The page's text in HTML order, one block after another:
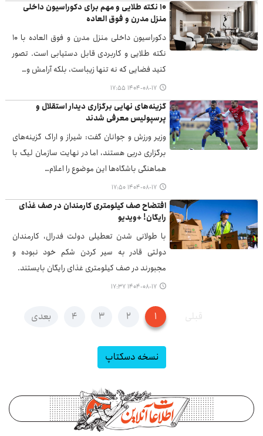
۱۰ نکته طلایی و مهم برای دکوراسیون داخلی
منزل مدرن و فوق العاده
دکوراسیون داخلی منزل مدرن و فوق العاده با ۱۰
نکته طلایی و کاربردی قابل دستیابی است. تصور
کنید فضایی که نه تنها زیباست، بلکه آرامش و…
۱۴۰۴-۰۸-۱۷ ۱۷:۵۵
گزینه‌های نهایی برگزاری دیدار استقلال و
پرسپولیس معرفی شدند
وزیر ورزش و جوانان گفت: شیراز و اراک گزینه‌های
برگزاری دربی هستند، اما در نهایت سازمان لیگ با
هماهنگی باشگاه‌ها این موضوع را اعلام…
۱۴۰۴-۰۸-۱۷ ۱۷:۵۰
افتضاح صف کیلومتری کارمندان در صف غذای
رایگان! +ویدیو
با طولانی شدن تعطیلی دولت فدرال، کارمندان
دولتی قادر به سیر کردن شکم خود نبوده و
مجبورند در صف کیلومتری غذای رایگان بایستند.
۱۴۰۴-۰۸-۱۷ ۱۷:۳۷
قبلی ۱ ۲ ۳ ۴ بعدی
نسخه دسکتاپ